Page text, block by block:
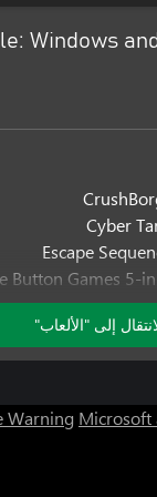
Windows
Cyber
Escape
Button Games 5-
CrushBorgs
Cyber Tank
Escape
Escape Sequence
Games 5-in-1
إلى "الألعاب"
Warning Microsoft